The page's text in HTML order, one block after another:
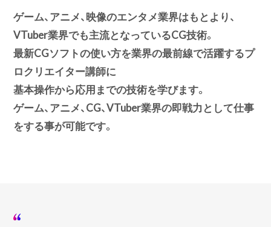
ゲーム、アニメ、映像のエンタメ業界はもとより、
VTuber業界でも主流となっているCG技術。
最新CGソフトの使い方を業界の最前線で活躍するプ
ロクリエイター講師に
基本操作から応用までの技術を学びます。
ゲーム、アニメ、CG、VTuber業界の即戦力として仕事
をする事が可能です。